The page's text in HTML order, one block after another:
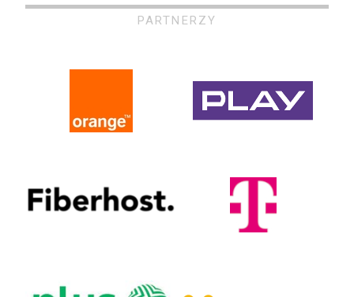
PARTNERZY